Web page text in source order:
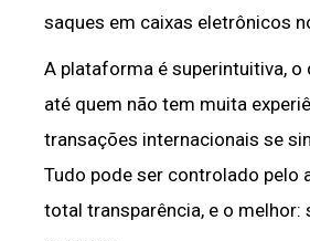
saques em caixas eletrônicos
A plataforma é superintuitiva, o
até quem não tem muita
transações internacionais se
Tudo pode ser controlado pelo
total transparência, e o melhor: